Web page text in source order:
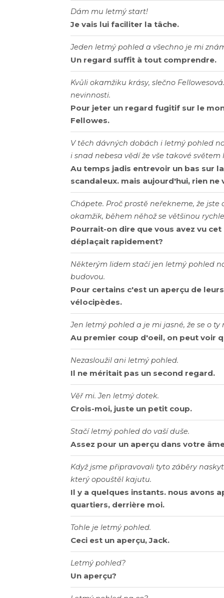
Dám mu letmý start!
Je vais lui faciliter la tâche.
Jeden letmý pohled a všechno je mi
Un regard suffit à tout comprendre.
KvůIi okamžiku krásy, sIečno
nevinnosti.
Pour jeter un regard fugitif sur le
Fellowes.
V těch dávných dobách i letmý pohled
i snad nebesa vědí že vše takové světem
Au temps jadis entrevoir un bas sur
scandaleux. mais aujourd'hui, rien ne
Chápete. Proč prostě neřekneme, že
okamžik, během něhož se většinou
Pourrait-on dire que vous avez vu
déplaçait rapidement?
Některým lidem stačí jen letmý pohled
budovou.
Pour certains c'est un aperçu de
vélocipèdes.
Jen letmý pohled a je mi jasné, že se o
Au premier coup d'oeil, on peut voir
Nezasloužil ani letmý pohled.
Il ne méritait pas un second regard.
Věř mi. Jen letmý dotek.
Crois-moi, juste un petit coup.
Stačí letmý pohled do vaší duše.
Assez pour un aperçu dans votre
Když jsme připravovali tyto záběry
který opouštěl kajutu.
Il y a quelques instants. nous avons
quartiers, derrière moi.
Tohle je letmý pohled.
Ceci est un aperçu, Jack.
Letmý pohled?
Un aperçu?